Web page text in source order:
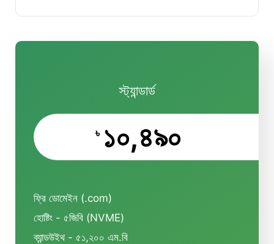
স্ট্যান্ডার্ড
৳ ১০,৪৯০
ফ্রি ডোমেইন (.com)
হোষ্টিং - ৫জিবি (NVME)
ব্যান্ডউইথ - ৫১,২০০ এম.বি